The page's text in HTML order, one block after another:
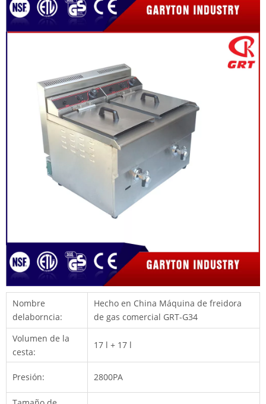
Nombre
delaborncia:
Hecho en China Máquina de freidora
de gas comercial GRT-G34
Volumen de la
cesta:
17 l + 17 l
Presión: 2800PA